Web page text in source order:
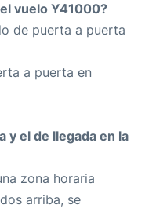
vuelo Y41000?
de puerta a puerta
a puerta en
y el de llegada en la
zona horaria
arriba, se